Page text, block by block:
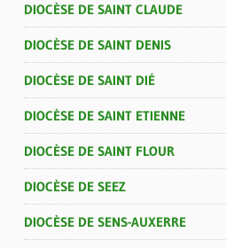
DIOCÈSE DE SAINT CLAUDE
DIOCÈSE DE SAINT DENIS
DIOCÈSE DE SAINT DIÉ
DIOCÈSE DE SAINT ETIENNE
DIOCÈSE DE SAINT FLOUR
DIOCÈSE DE SEEZ
DIOCÈSE DE SENS-AUXERRE